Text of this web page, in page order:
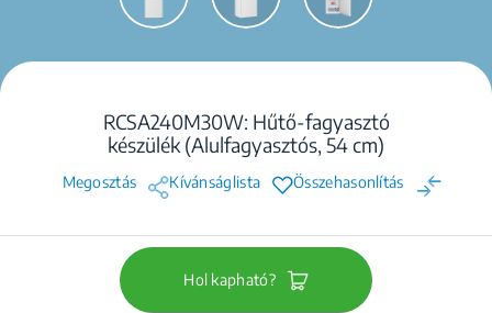
RCSA240M30W: Hűtő-fagyasztó
készülék (Alulfagyasztós, 54 cm)
Megosztás Kívánságlista Összehasonlítás
Hol kapható?